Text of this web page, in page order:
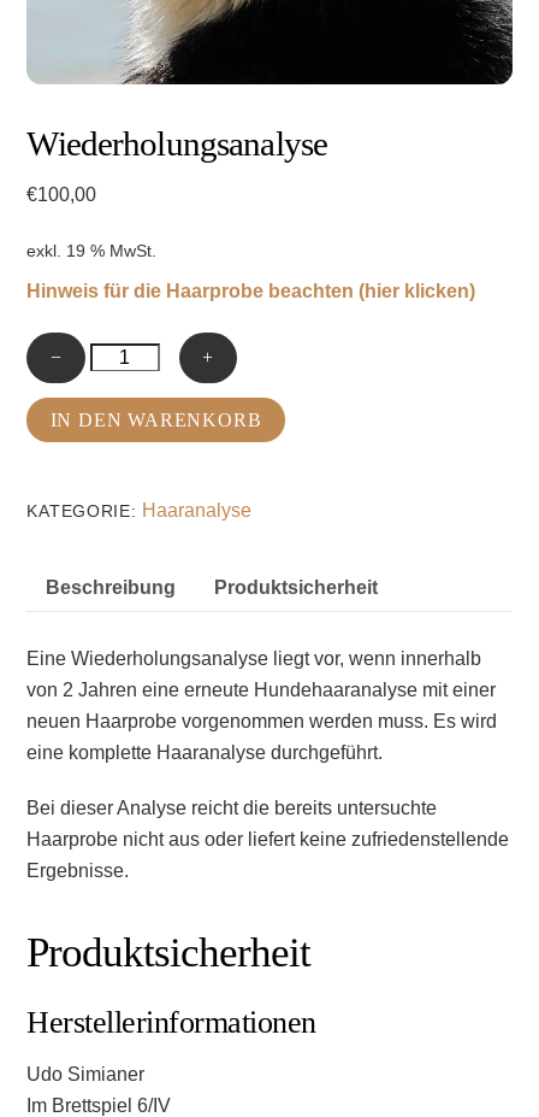
Wiederholungsanalyse
€100,00
exkl. 19 % MwSt.
Hinweis für die Haarprobe beachten (hier klicken)
−
Wiederholungsanalyse
Menge
+
IN DEN WARENKORB
KATEGORIE: Haaranalyse
Beschreibung Produktsicherheit
Eine Wiederholungsanalyse liegt vor, wenn innerhalb
von 2 Jahren eine erneute Hundehaaranalyse mit einer
neuen Haarprobe vorgenommen werden muss. Es wird
eine komplette Haaranalyse durchgeführt.
Bei dieser Analyse reicht die bereits untersuchte
Haarprobe nicht aus oder liefert keine zufriedenstellende
Ergebnisse.
Produktsicherheit
Herstellerinformationen
Udo Simianer
Im Brettspiel 6/IV